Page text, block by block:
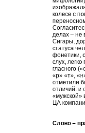
колесе с
делах – не
Сигары,
статуса
фонетики,
слух,
гласного
«р» «т»,
отметили
отличий: и
«мужской»
ЦА
Слово –